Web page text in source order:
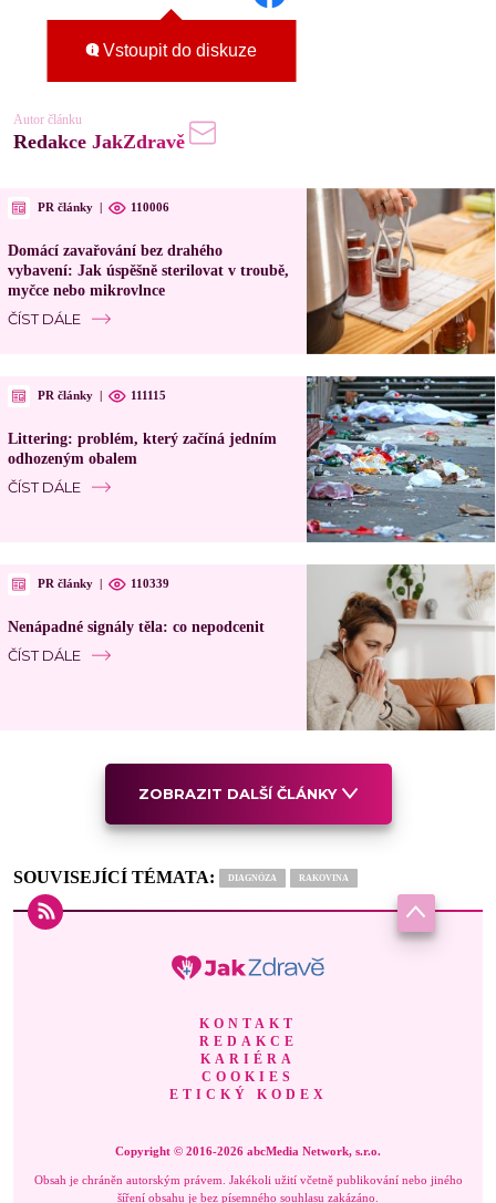
Vstoupit do diskuze
Autor článku
Redakce JakZdravě
PR články | 110006
Domácí zavařování bez drahého
vybavení: Jak úspěšně sterilovat v troubě,
myčce nebo mikrovlnce
ČÍST DÁLE
PR články | 111115
Littering: problém, který začíná jedním
odhozeným obalem
ČÍST DÁLE
PR články | 110339
Nenápadné signály těla: co nepodcenit
ČÍST DÁLE
ZOBRAZIT DALŠÍ ČLÁNKY
SOUVISEJÍCÍ TÉMATA: DIAGNÓZA RAKOVINA
KONTAKT
REDAKCE
KARIÉRA
COOKIES
ETICKÝ KODEX
Copyright © 2016-2026 abcMedia Network, s.r.o.
Obsah je chráněn autorským právem. Jakékoli užití včetně publikování nebo jiného
šíření obsahu je bez písemného souhlasu zakázáno.